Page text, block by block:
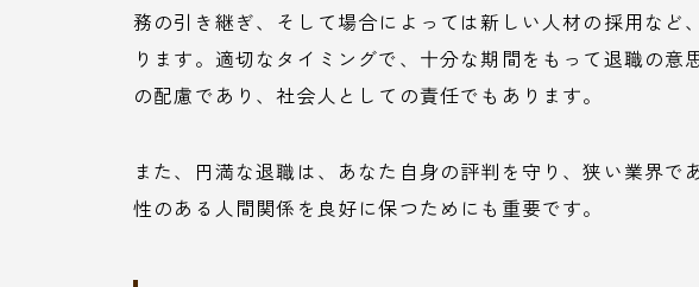
務の引き継ぎ、そして場合によっては新しい人材の採用など
ります。適切なタイミングで、十分な期間をもって退職の意
の配慮であり、社会人としての責任でもあります。
また、円満な退職は、あなた自身の評判を守り、狭い業界で
性のある人間関係を良好に保つためにも重要です。